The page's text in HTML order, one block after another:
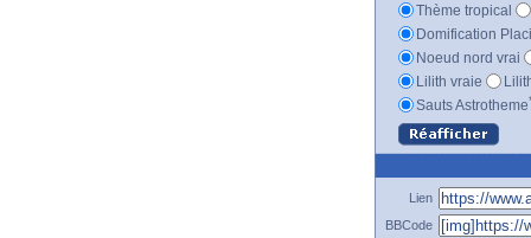
Thème tropical
Domification
Noeud nord vrai
Lilith vraie
Sauts Astrotheme
Lien
BBCode